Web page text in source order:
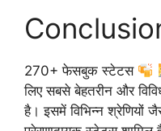
270+ फेसबुक स्टेटस
लिए सबसे बेहतरीन और
है। इसमें विभिन्न श्रेणियों